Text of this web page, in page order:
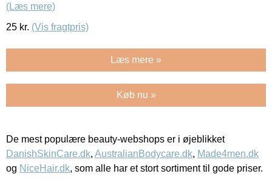
(Læs mere)
25 kr. (Vis fragtpris)
Læs mere »
Køb nu »
De mest populære beauty-webshops er i øjeblikket
DanishSkinCare.dk, AustralianBodycare.dk, Made4men.dk
og NiceHair.dk, som alle har et stort sortiment til gode priser.